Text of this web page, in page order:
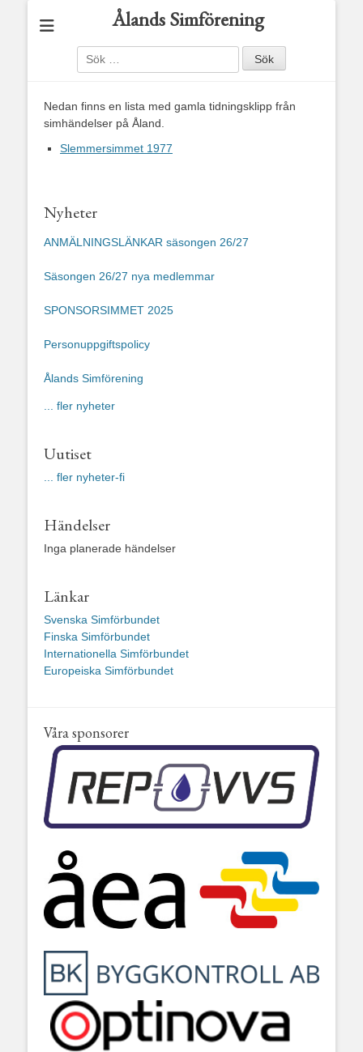
Ålands Simförening
Sök
efter:
Nedan finns en lista med gamla tidningsklipp från
simhändelser på Åland.
Slemmersimmet 1977
Nyheter
ANMÄLNINGSLÄNKAR säsongen 26/27
Säsongen 26/27 nya medlemmar
SPONSORSIMMET 2025
Personuppgiftspolicy
Ålands Simförening
... fler nyheter
Uutiset
... fler nyheter-fi
Händelser
Inga planerade händelser
Länkar
Svenska Simförbundet
Finska Simförbundet
Internationella Simförbundet
Europeiska Simförbundet
Våra sponsorer